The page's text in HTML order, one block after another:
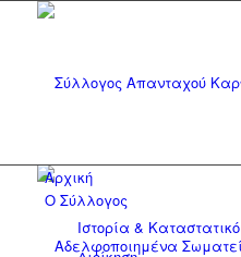
Αρχική
Ο Σύλλογος
Ιστορία & Καταστατικό